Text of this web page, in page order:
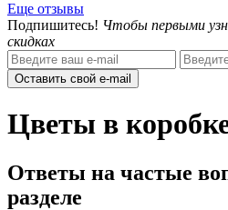
Еще отзывы
Подпишитесь! Чтобы первыми
скидках
Оставить свой e-mail
Цветы в
Ответы на частые
разделе